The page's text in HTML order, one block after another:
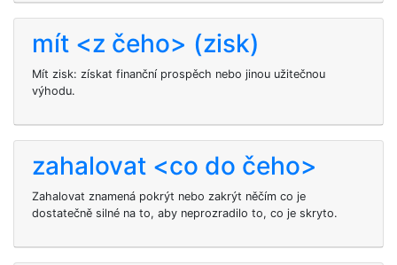
mít <z čeho> (zisk)
Mít zisk: získat finanční prospěch nebo jinou užitečnou
výhodu.
zahalovat <co do čeho>
Zahalovat znamená pokrýt nebo zakrýt něčím co je
dostatečně silné na to, aby neprozradilo to, co je skryto.